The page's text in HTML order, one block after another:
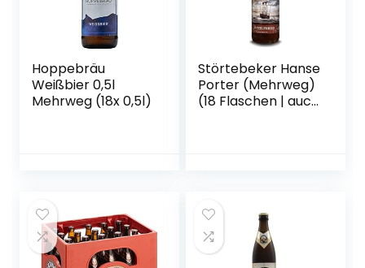
Hoppebräu
Weißbier 0,5l
Mehrweg (18x 0,5l)
Störtebeker Hanse
Porter (Mehrweg)
(18 Flaschen | auch